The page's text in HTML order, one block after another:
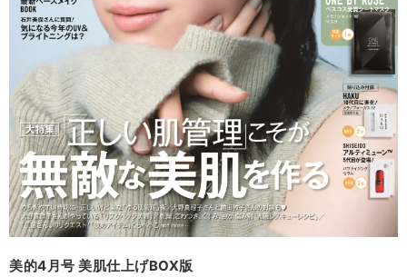
美的4月号 美肌仕上げBOX版